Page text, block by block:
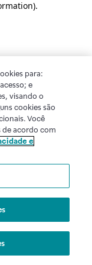
.
para:
e
visando o
cookies são
Você
de acordo com
e